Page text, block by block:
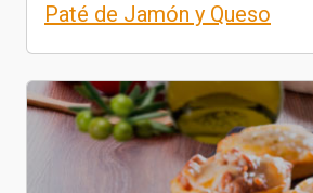
Paté de Jamón y Queso